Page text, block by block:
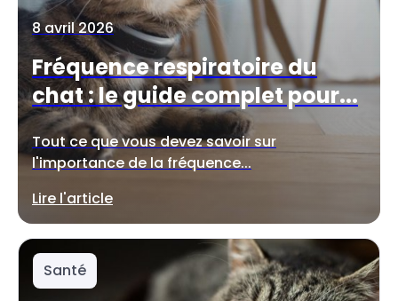
8 avril 2026
Fréquence respiratoire du
chat : le guide complet pour...
Tout ce que vous devez savoir sur
l'importance de la fréquence...
Lire l'article
Santé